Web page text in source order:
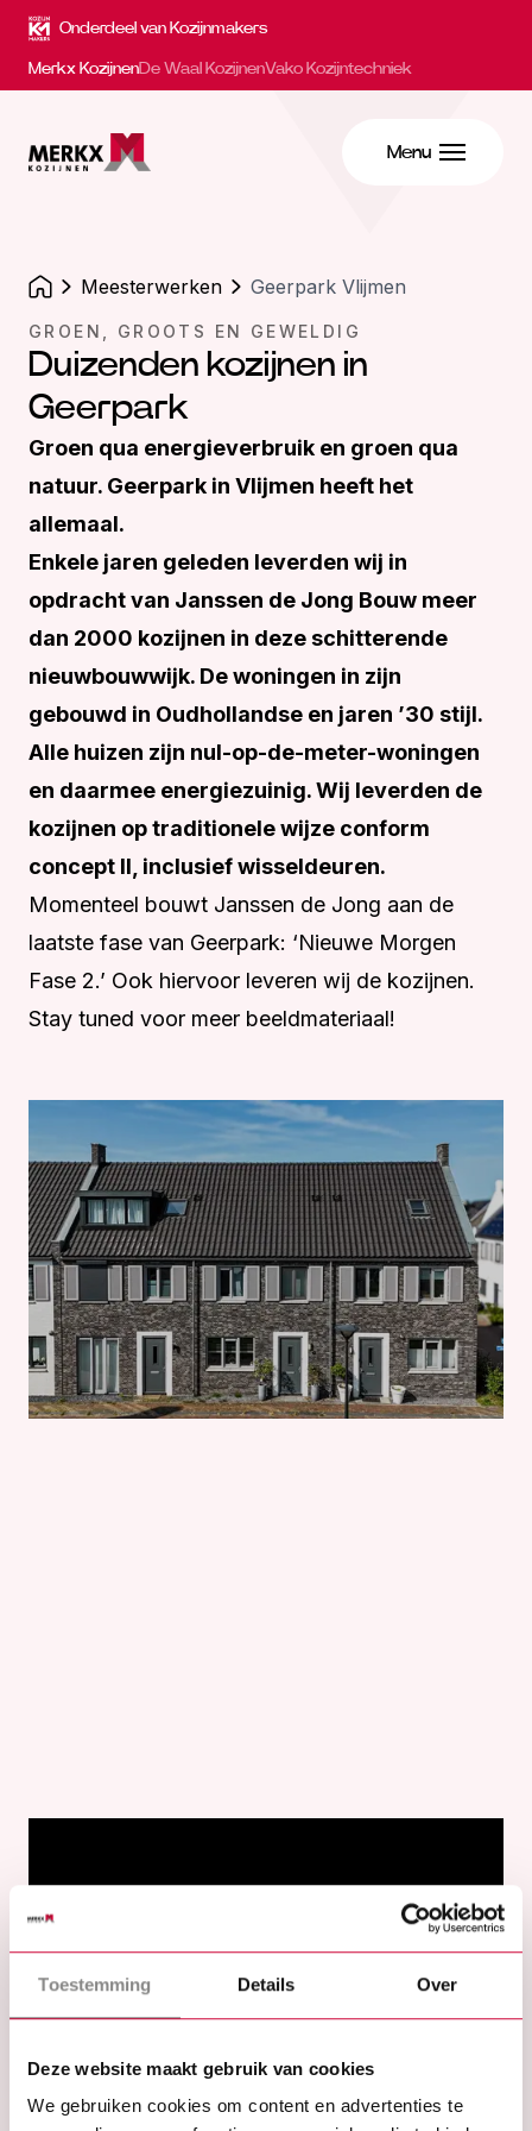
Toestemming Details Over
Deze website maakt gebruik van cookies
We gebruiken cookies om content en advertenties te
Onderdeel van Kozijnmakers
Merkx KozijnenDe Waal KozijnenVako Kozijntechniek
Menu
meesterwerken Geerpark Vlijmen
GROEN, GROOTS EN GEWELDIG
Duizenden kozijnen in
Geerpark
Groen qua energieverbruik en groen qua
natuur. Geerpark in Vlijmen heeft het
allemaal.
Enkele jaren geleden leverden wij in
opdracht van Janssen de Jong Bouw meer
dan 2000 kozijnen in deze schitterende
nieuwbouwwijk. De woningen in zijn
gebouwd in Oudhollandse en jaren ’30 stijl.
Alle huizen zijn nul-op-de-meter-woningen
en daarmee energiezuinig. Wij leverden de
kozijnen op traditionele wijze conform
concept II, inclusief wisseldeuren.
Momenteel bouwt Janssen de Jong aan de
laatste fase van Geerpark: ‘Nieuwe Morgen
Fase 2.’ Ook hiervoor leveren wij de kozijnen.
Stay tuned voor meer beeldmateriaal!